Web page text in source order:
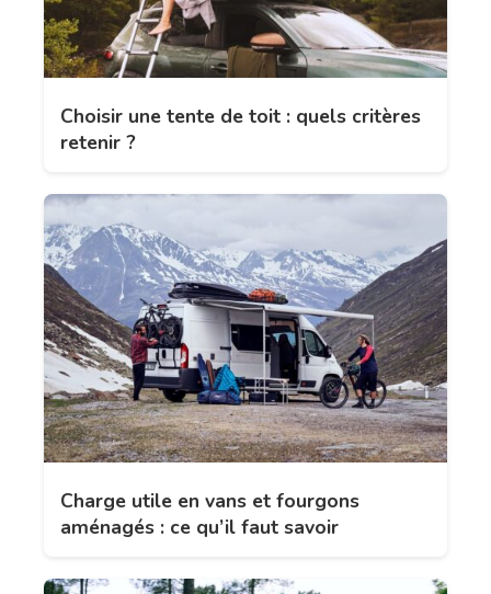
Choisir une tente de toit : quels critères
retenir ?
Charge utile en vans et fourgons
aménagés : ce qu’il faut savoir